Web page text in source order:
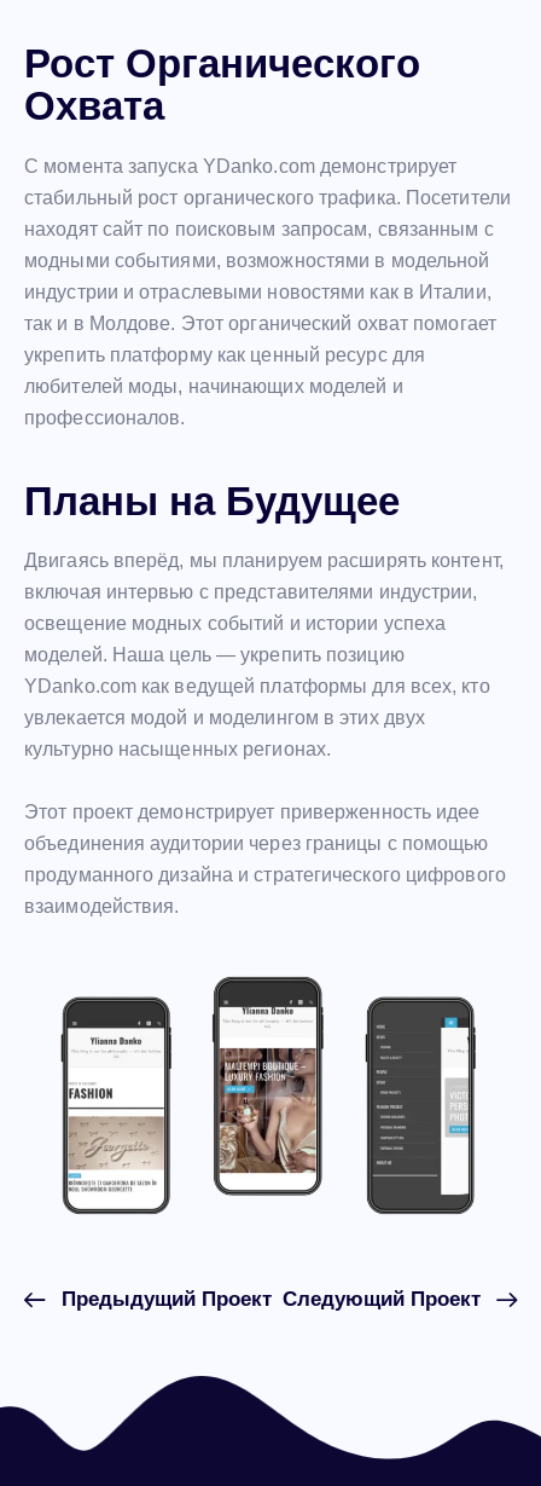
Рост Органического
Охвата
С момента запуска YDanko.com демонстрирует
стабильный рост органического трафика. Посетители
находят сайт по поисковым запросам, связанным с
модными событиями, возможностями в модельной
индустрии и отраслевыми новостями как в Италии,
так и в Молдове. Этот органический охват помогает
укрепить платформу как ценный ресурс для
любителей моды, начинающих моделей и
профессионалов.
Планы на Будущее
Двигаясь вперёд, мы планируем расширять контент,
включая интервью с представителями индустрии,
освещение модных событий и истории успеха
моделей. Наша цель — укрепить позицию
YDanko.com как ведущей платформы для всех, кто
увлекается модой и моделингом в этих двух
культурно насыщенных регионах.
Этот проект демонстрирует приверженность идее
объединения аудитории через границы с помощью
продуманного дизайна и стратегического цифрового
взаимодействия.
Предыдущий Проект Следующий Проект